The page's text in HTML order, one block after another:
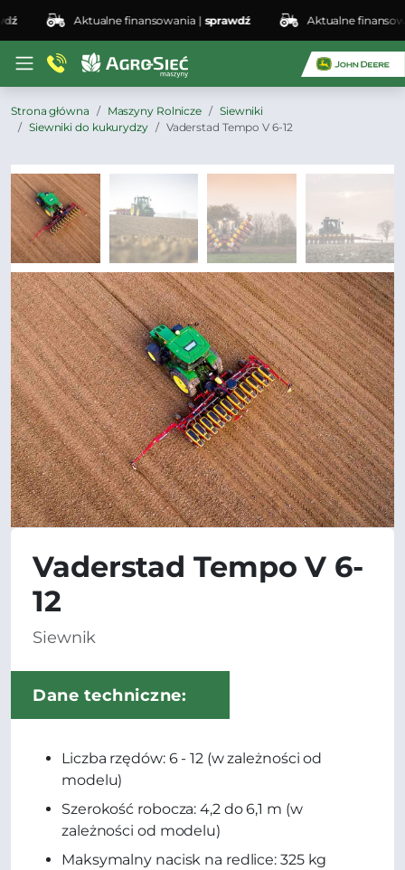
Aktualne finansowania |sprawdź Aktualne
Strona główna Maszyny Rolnicze
Siewniki
Siewniki do kukurydzy
Vaderstad Tempo V 6-12
Vaderstad Tempo V 6-
12
Siewnik
Dane techniczne:
Liczba rzędów: 6 - 12 (w zależności od
modelu)
Szerokość robocza: 4,2 do 6,1 m (w
zależności od modelu)
Maksymalny nacisk na redlice: 325 kg